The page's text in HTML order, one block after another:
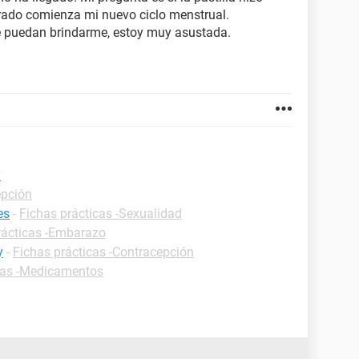
comienza mi nuevo ciclo menstrual.
brindarme, estoy muy asustada.
- Fichas prácticas -Sexualidad
-Embarazo
- Fichas prácticas -Contracepción
-Medicamentos